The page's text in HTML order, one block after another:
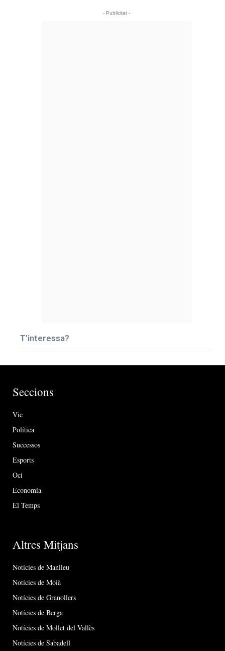
- Publicitat -
T’interessa?
Seccions
Vic
Política
Successos
Esports
Oci
Economia
El Temps
Altres Mitjans
Notícies de Manlleu
Notícies de Moià
Notícies de Granollers
Notícies de Berga
Notícies de Mollet del Vallès
Notícies de Sabadell